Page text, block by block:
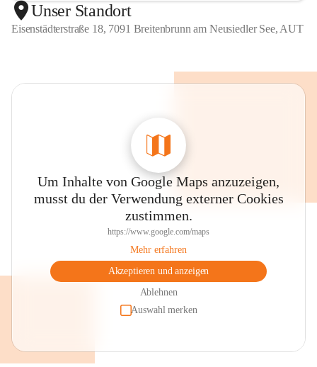
Unser Standort
Eisenstädterstraße 18, 7091 Breitenbrunn am Neusiedler See, AUT
Um Inhalte von Google Maps anzuzeigen,
musst du der Verwendung externer Cookies
zustimmen.
https://www.google.com/maps
Mehr erfahren
Akzeptieren und anzeigen
Ablehnen
Auswahl merken